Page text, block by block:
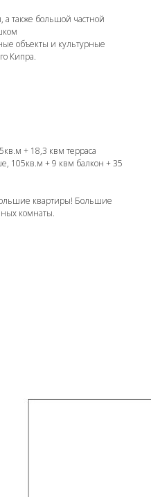
а также большой частной
объекты и культурные
Кипра.
+ 18,3 квм терраса
105кв.м + 9 квм балкон + 35
квартиры! Большие
комнаты.